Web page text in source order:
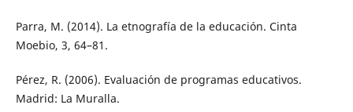
Parra, M. (2014). La etnografía de la educación. Cinta
Moebio, 3, 64–81.
Pérez, R. (2006). Evaluación de programas educativos.
Madrid: La Muralla.